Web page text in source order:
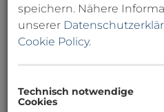
Zimmer
-
Wohnfläche (von/bis)
speichern. Nähere
unserer
Cookie Policy.
Technisch notwendige
Cookies